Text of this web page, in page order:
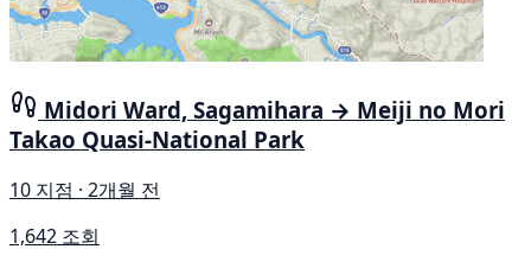
Midori Ward, Sagamihara → Meiji no Mori
Takao Quasi-National Park
10 지점 · 2개월 전
1,642 조회